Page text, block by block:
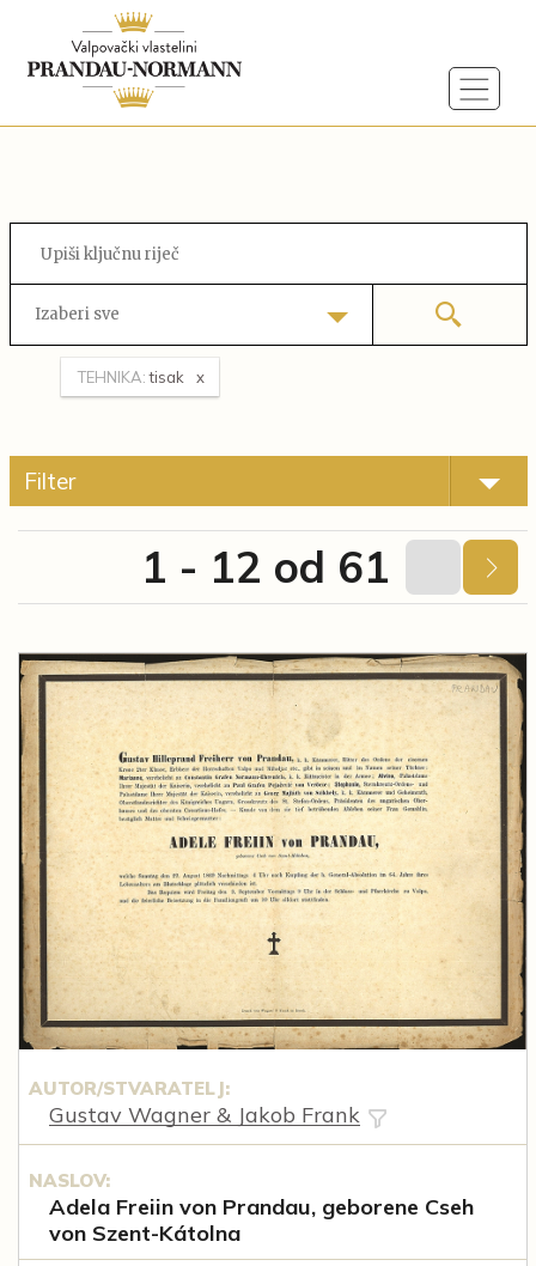
Izaberi sve
TEHNIKA: tisak
Filter
1 - 12 od 61
AUTOR/STVARATELJ:
Gustav Wagner & Jakob Frank
NASLOV:
Adela Freiin von Prandau, geborene Cseh
von Szent-Kátolna